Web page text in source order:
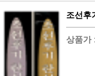
조선후
상품가